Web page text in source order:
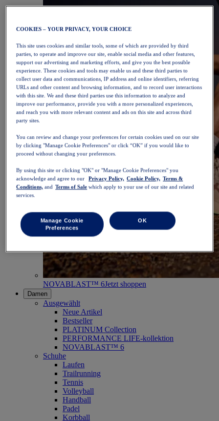
NOVABLAST™ 6Jetzt shoppen
Damen
Ausgewählt
Neue Artikel
Bestseller
PLATINUM Collection
PERFORMANCE LIFE-kollektion
NOVABLAST™ 6
Schuhe
Laufen
Trailrunning
Tennis
Volleyball
Handball
Padel
Korbball
COOKIES – YOUR PRIVACY, YOUR CHOICE
This site uses cookies and similar tools, some of which are provided by third
parties, to operate and improve our site, enable social media and other features,
support our advertising and marketing efforts, and give you the best possible
experience. These cookies and tools may enable us and these third parties to
collect user data and communications, IP address and online identifiers, referring
URLs and other content and browsing information, and to record user interactions
with this site. We and these third parties use this information to analyze and
improve our performance, provide you with a more personalized experiences,
and reach you with more relevant content and ads on this site and across third
party sites.
You can review and change your preferences for certain cookies used on our site
by clicking "Manage Cookie Preferences" or click “OK” if you would like to
proceed without changing your preferences.
By using this site or clicking "OK" or "Manage Cookie Preferences" you
acknowledge and agree to our
Privacy Policy, Cookie Policy, Terms &
Conditions, and Terms of Sale which apply to your use of our site and related
services.
Manage Cookie
Preferences
OK